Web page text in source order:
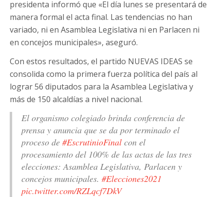
presidenta informó que «El día lunes se presentará de
manera formal el acta final. Las tendencias no han
variado, ni en Asamblea Legislativa ni en Parlacen ni
en concejos municipales», aseguró.
Con estos resultados, el partido NUEVAS IDEAS se
consolida como la primera fuerza política del país al
lograr 56 diputados para la Asamblea Legislativa y
más de 150 alcaldías a nivel nacional.
El organismo colegiado brinda conferencia de
prensa y anuncia que se da por terminado el
proceso de #EscrutinioFinal con el
procesamiento del 100% de las actas de las tres
elecciones: Asamblea Legislativa, Parlacen y
concejos municipales. #Elecciones2021
pic.twitter.com/RZLqcf7DkV